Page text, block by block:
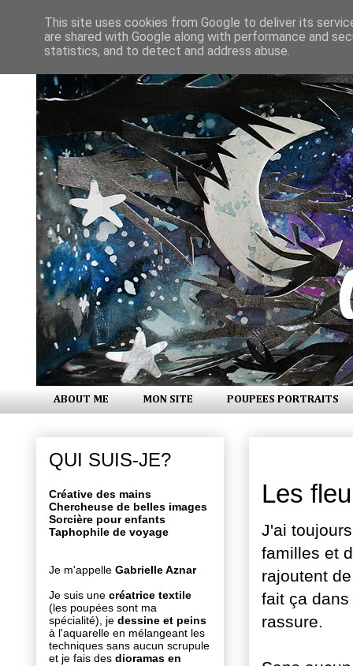
ABOUT ME MON SITE POUPEES PORTRAITS
Les
J'ai
familles et
rajoutent
fait ça
rassure.
QUI SUIS-JE?
Créative des mains
Chercheuse de belles images
Sorcière pour enfants
Taphophile de voyage
Je m'appelle Gabrielle Aznar
Je suis une créatrice textile
(les poupées sont ma
spécialité), je dessine et peins
à l'aquarelle en mélangeant les
techniques sans aucun scrupule
et je fais des dioramas en
This site uses cookies from Google to deliver its
are shared with Google along with performance and
statistics, and to detect and address abuse.